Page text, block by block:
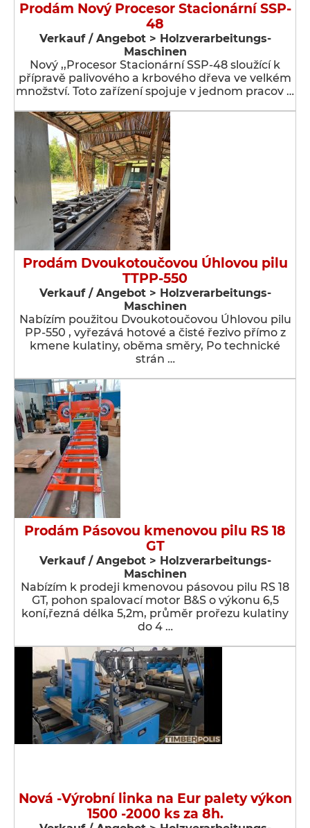
Prodám Nový Procesor Stacionární SSP-
48
Verkauf / Angebot > Holzverarbeitungs-
Maschinen
Nový ,,Procesor Stacionární SSP-48 sloužící k
přípravě palivového a krbového dřeva ve velkém
množství. Toto zařízení spojuje v jednom pracov …
Prodám Dvoukotoučovou Úhlovou pilu
TTPP-550
Verkauf / Angebot > Holzverarbeitungs-
Maschinen
Nabízím použitou Dvoukotoučovou Úhlovou pilu
PP-550 , vyřezává hotové a čisté řezivo přímo z
kmene kulatiny, oběma směry, Po technické
strán …
Prodám Pásovou kmenovou pilu RS 18
GT
Verkauf / Angebot > Holzverarbeitungs-
Maschinen
Nabízím k prodeji kmenovou pásovou pilu RS 18
GT, pohon spalovací motor B&S o výkonu 6,5
koní,řezná délka 5,2m, průměr prořezu kulatiny
do 4 …
Nová -Výrobní linka na Eur palety výkon
1500 -2000 ks za 8h.